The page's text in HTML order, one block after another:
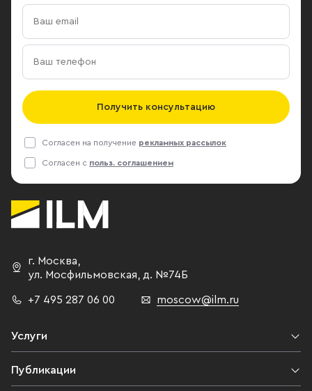
Получить консультацию
Согласен на получение рекламных рассылок
Согласен с польз. соглашением
г. Москва,
ул. Мосфильмовская, д. №74Б
+7 495 287 06 00 moscow@ilm.ru
Услуги
Публикации